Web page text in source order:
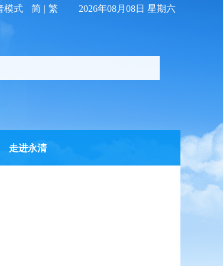
模式 简 | 繁 2026年08月08日 星期六
走进永清